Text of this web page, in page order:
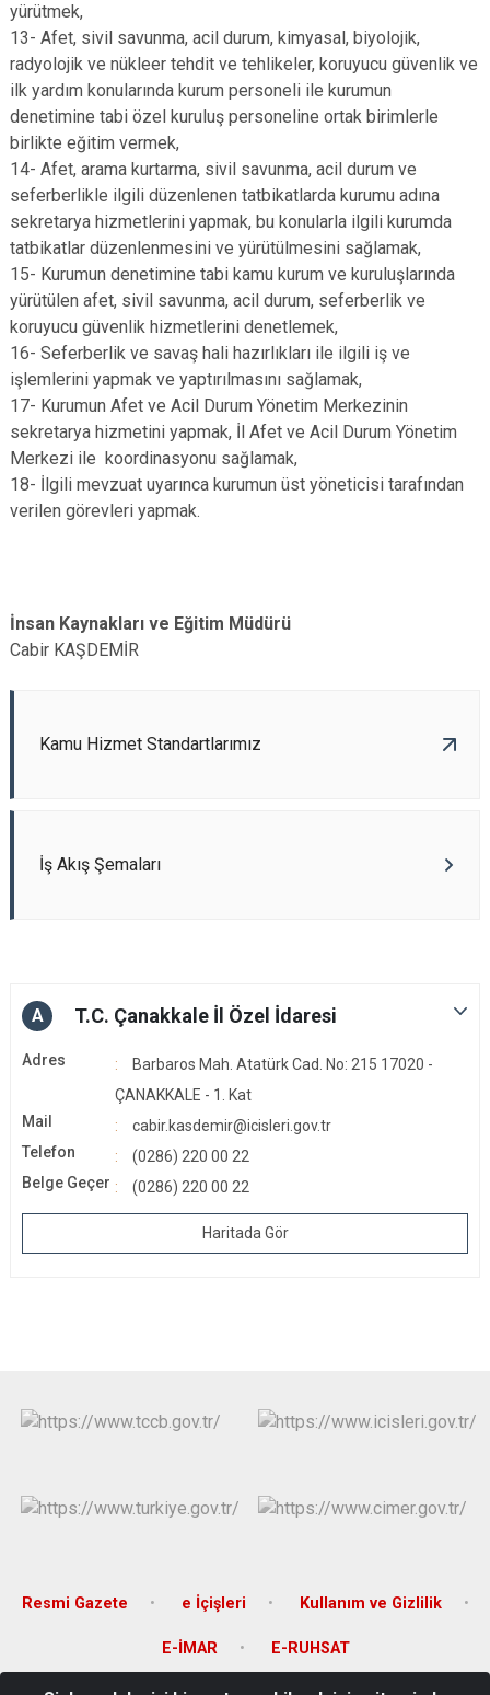
yürütmek,
13- Afet, sivil savunma, acil durum, kimyasal, biyolojik,
radyolojik ve nükleer tehdit ve tehlikeler, koruyucu güvenlik ve
ilk yardım konularında kurum personeli ile kurumun
denetimine tabi özel kuruluş personeline ortak birimlerle
birlikte eğitim vermek,
14- Afet, arama kurtarma, sivil savunma, acil durum ve
seferberlikle ilgili düzenlenen tatbikatlarda kurumu adına
sekretarya hizmetlerini yapmak, bu konularla ilgili kurumda
tatbikatlar düzenlenmesini ve yürütülmesini sağlamak,
15- Kurumun denetimine tabi kamu kurum ve kuruluşlarında
yürütülen afet, sivil savunma, acil durum, seferberlik ve
koruyucu güvenlik hizmetlerini denetlemek,
16- Seferberlik ve savaş hali hazırlıkları ile ilgili iş ve
işlemlerini yapmak ve yaptırılmasını sağlamak,
17- Kurumun Afet ve Acil Durum Yönetim Merkezinin
sekretarya hizmetini yapmak, İl Afet ve Acil Durum Yönetim
Merkezi ile koordinasyonu sağlamak,
18- İlgili mevzuat uyarınca kurumun üst yöneticisi tarafından
verilen görevleri yapmak.
İnsan Kaynakları ve Eğitim Müdürü
Cabir KAŞDEMİR
Kamu Hizmet Standartlarımız
İş Akış Şemaları
A T.C. Çanakkale İl Özel İdaresi
Adres
Barbaros Mah. Atatürk Cad. No: 215 17020 -
ÇANAKKALE - 1. Kat
Mail
cabir.kasdemir@icisleri.gov.tr
Telefon
(0286) 220 00 22
Belge Geçer
(0286) 220 00 22
Haritada Gör
Resmi Gazete e İçişleri Kullanım ve Gizlilik
E-İMAR E-RUHSAT